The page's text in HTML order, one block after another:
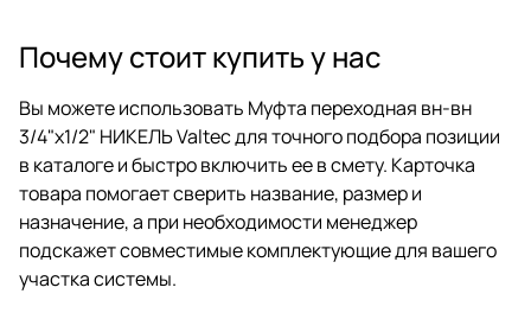
Почему стоит купить у нас
Вы можете использовать Муфта переходная вн-вн
3/4"х1/2" НИКЕЛЬ Valtec для точного подбора позиции
в каталоге и быстро включить ее в смету. Карточка
товара помогает сверить название, размер и
назначение, а при необходимости менеджер
подскажет совместимые комплектующие для вашего
участка системы.